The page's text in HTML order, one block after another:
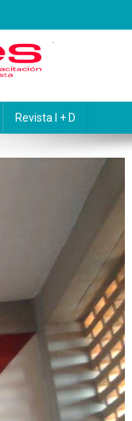
Revista I + D